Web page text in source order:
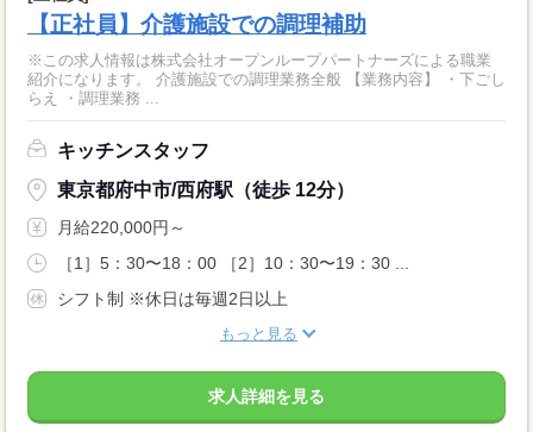
【正社員】介護施設での調理補助
※この求人情報は株式会社オープンループパートナーズによる職業
紹介になります。 介護施設での調理業務全般 【業務内容】 ・下ごし
らえ ・調理業務 ...
キッチンスタッフ
東京都府中市/西府駅（徒歩 12分）
月給220,000円～
［1］5：30〜18：00 ［2］10：30〜19：30 ...
シフト制 ※休日は毎週2日以上
もっと見る
求人詳細を見る